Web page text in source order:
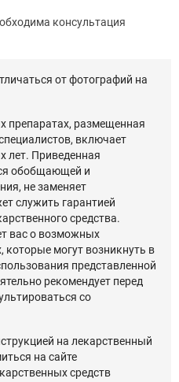
консультация
от фотографий на
препаратах, размещенная
включает
лет. Приведенная
обобщающей и
не заменяет
служить гарантией
средства.
вас о возможных
которые могут возникнуть в
представленной
рекомендует перед
со
на лекарственный
на сайте
средств